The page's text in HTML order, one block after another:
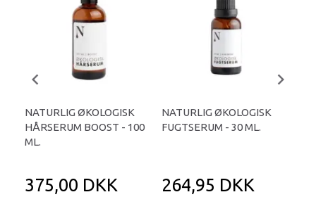
NATURLIG ØKOLOGISK
HÅRSERUM BOOST - 100
ML.
375,00 DKK
NATURLIG ØKOLOGISK
FUGTSERUM - 30 ML.
264,95 DKK